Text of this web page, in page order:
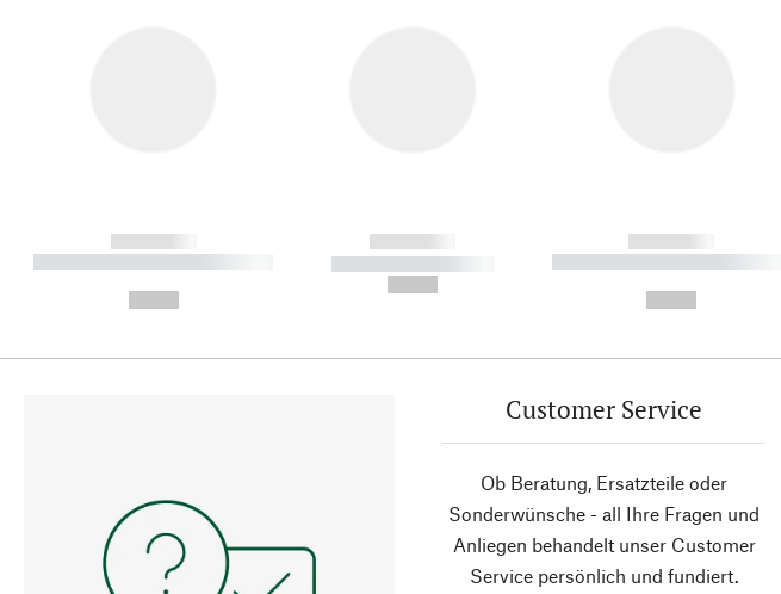
------------
----------- ----------- ----------
------------
----------- -----------
------------
----------- ----------- ----------
Customer Service
Ob Beratung, Ersatzteile oder
Sonderwünsche - all Ihre Fragen und
Anliegen behandelt unser Customer
Service persönlich und fundiert.